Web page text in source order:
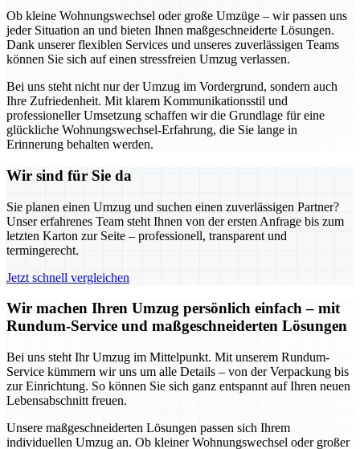
Ob kleine Wohnungswechsel oder große Umzüge – wir passen uns
jeder Situation an und bieten Ihnen maßgeschneiderte Lösungen.
Dank unserer flexiblen Services und unseres zuverlässigen Teams
können Sie sich auf einen stressfreien Umzug verlassen.
Bei uns steht nicht nur der Umzug im Vordergrund, sondern auch
Ihre Zufriedenheit. Mit klarem Kommunikationsstil und
professioneller Umsetzung schaffen wir die Grundlage für eine
glückliche Wohnungswechsel-Erfahrung, die Sie lange in
Erinnerung behalten werden.
Wir sind für Sie da
Sie planen einen Umzug und suchen einen zuverlässigen Partner?
Unser erfahrenes Team steht Ihnen von der ersten Anfrage bis zum
letzten Karton zur Seite – professionell, transparent und
termingerecht.
Jetzt schnell vergleichen
Wir machen Ihren Umzug persönlich einfach – mit
Rundum-Service und maßgeschneiderten Lösungen
Bei uns steht Ihr Umzug im Mittelpunkt. Mit unserem Rundum-
Service kümmern wir uns um alle Details – von der Verpackung bis
zur Einrichtung. So können Sie sich ganz entspannt auf Ihren neuen
Lebensabschnitt freuen.
Unsere maßgeschneiderten Lösungen passen sich Ihrem
individuellen Umzug an. Ob kleiner Wohnungswechsel oder großer